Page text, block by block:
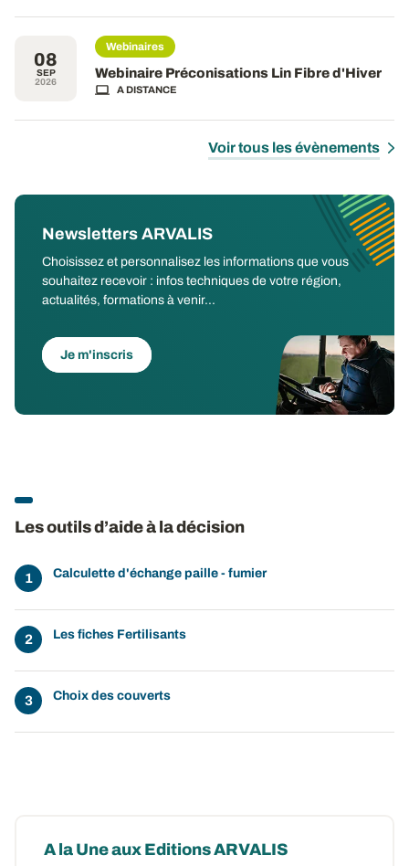
08
SEP
2026
Webinaires
Webinaire Préconisations Lin Fibre d'Hiver
A DISTANCE
Voir tous les évènements
Newsletters ARVALIS
Choisissez et personnalisez les informations que vous
souhaitez recevoir : infos techniques de votre région,
actualités, formations à venir...
Je m'inscris
Les outils d’aide à la décision
Calculette d'échange paille - fumier
Les fiches Fertilisants
Choix des couverts
A la Une aux Editions ARVALIS